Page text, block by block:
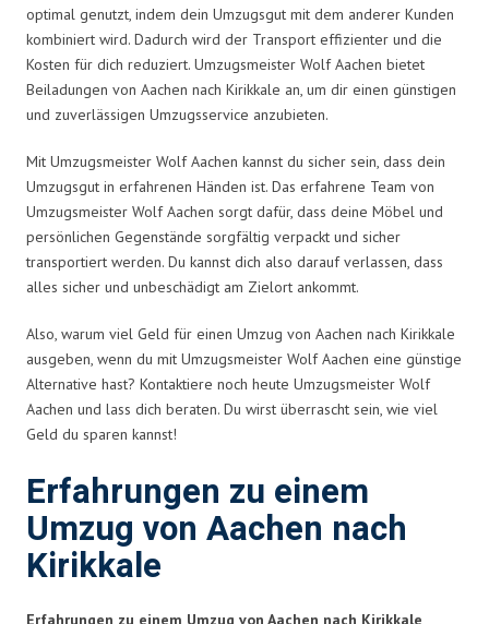
optimal genutzt, indem dein Umzugsgut mit dem anderer Kunden
kombiniert wird. Dadurch wird der Transport effizienter und die
Kosten für dich reduziert. Umzugsmeister Wolf Aachen bietet
Beiladungen von Aachen nach Kirikkale an, um dir einen günstigen
und zuverlässigen Umzugsservice anzubieten.
Mit Umzugsmeister Wolf Aachen kannst du sicher sein, dass dein
Umzugsgut in erfahrenen Händen ist. Das erfahrene Team von
Umzugsmeister Wolf Aachen sorgt dafür, dass deine Möbel und
persönlichen Gegenstände sorgfältig verpackt und sicher
transportiert werden. Du kannst dich also darauf verlassen, dass
alles sicher und unbeschädigt am Zielort ankommt.
Also, warum viel Geld für einen Umzug von Aachen nach Kirikkale
ausgeben, wenn du mit Umzugsmeister Wolf Aachen eine günstige
Alternative hast? Kontaktiere noch heute Umzugsmeister Wolf
Aachen und lass dich beraten. Du wirst überrascht sein, wie viel
Geld du sparen kannst!
Erfahrungen zu einem
Umzug von Aachen nach
Kirikkale
Erfahrungen zu einem Umzug von Aachen nach Kirikkale